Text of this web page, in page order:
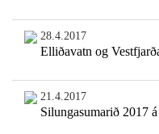
28.4.2017
Elliðavatn og
21.4.2017
Silungasumarið 2017